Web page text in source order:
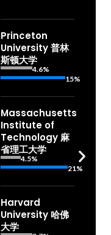
Princeton
University 普林
斯顿大学
4.6%
15%
Massachusetts
Institute of
Technology 麻
省理工大学
4.5%
21%
Harvard
University 哈佛
大学